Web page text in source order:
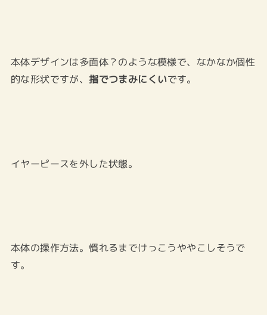
本体デザインは多面体？のような模様で、なかなか個性
的な形状ですが、指でつまみにくいです。
イヤーピースを外した状態。
本体の操作方法。慣れるまでけっこうややこしそうで
す。